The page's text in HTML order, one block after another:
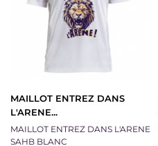
MAILLOT ENTREZ DANS
L'ARENE...
MAILLOT ENTREZ DANS L'ARENE
SAHB BLANC